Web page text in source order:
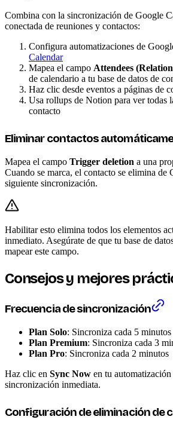
Combina con la sincronización de Google
conectada de reuniones y contactos:
Configura automatizaciones de
Calendar
Mapea el campo Attendees
de calendario a tu base de datos de
Haz clic desde eventos a páginas de
Usa rollups de Notion para ver todas
contacto
Eliminar contactos
Mapea el campo Trigger deletion a una
Cuando se marca, el contacto se elimina de
siguiente sincronización.
Habilitar esto elimina todos los elementos
inmediato. Asegúrate de que tu base de
mapear este campo.
Consejos y mejores
Frecuencia de sincronización
Plan Solo: Sincroniza cada 5 minutos
Plan Premium: Sincroniza cada 3
Plan Pro: Sincroniza cada 2 minutos
Haz clic en Sync Now en tu
sincronización inmediata.
Configuración de eliminación de